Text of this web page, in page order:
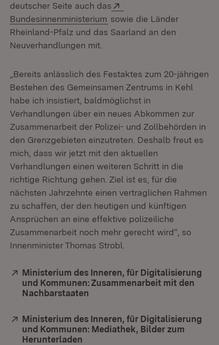
deutscher Seite auch das
Bundesinnenministerium (Öffnet in neuem Fenster)
sowie die Länder
Rheinland-Pfalz und das Saarland an den
Neuverhandlungen mit.
„Bereits anlässlich des Festaktes zum 20-jährigen
Bestehen des Gemeinsamen Zentrums in Kehl
habe ich insistiert, baldmöglichst in
Verhandlungen über ein neues Abkommen zur
Zusammenarbeit der Polizei- und Zollbehörden in
den Grenzgebieten einzutreten. Deshalb freut es
mich, dass wir jetzt mit den aktuellen
Verhandlungen einen weiteren Schritt in die
richtige Richtung gehen. Ziel ist es, für die
nächsten Jahrzehnte einen vertraglichen Rahmen
zu schaffen, der den heutigen und künftigen
Ansprüchen an eine effektive polizeiliche
Zusammenarbeit noch mehr gerecht wird“, so
Innenminister Thomas Strobl.
Extern:
Ministerium des Inneren, für Digitalisierung
und Kommunen: Zusammenarbeit mit den
Nachbarstaaten
Extern:
Ministerium des Inneren, für Digitalisierung
und Kommunen: Mediathek, Bilder zum
Herunterladen